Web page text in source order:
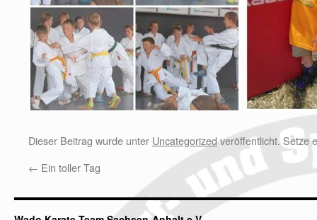
Dieser Beitrag wurde unter Uncategorizedveröffentlicht. Setze
← Ein toller Tag